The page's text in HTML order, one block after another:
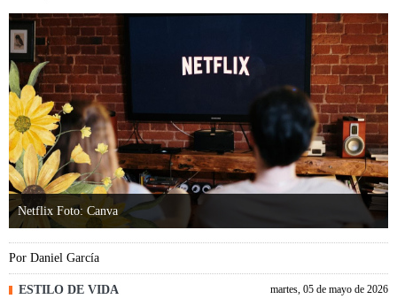
Netflix Foto: Canva
ESTILO DE VIDA
Por Daniel García
martes, 05 de mayo de 2026